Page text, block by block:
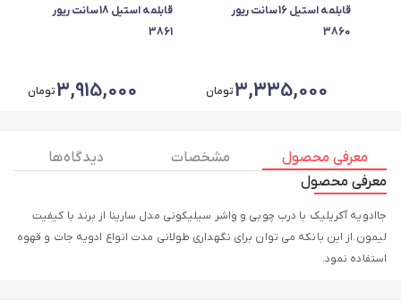
قابلمه استیل 16سانت ریور
3860
3,335,000تومان
قابلمه استیل 18سانت ریور
3861
3,915,000تومان
معرفی محصول مشخصات
دیدگاه ها
معرفی محصول
جاادویه آکریلیک با درب چوبی و واشر سیلیکونی مدل سارینا از برند با کیفیت
لیمون.از این بانکه می توان برای نگهداری طولانی مدت انواع ادویه جات و قهوه
استفاده نمود.